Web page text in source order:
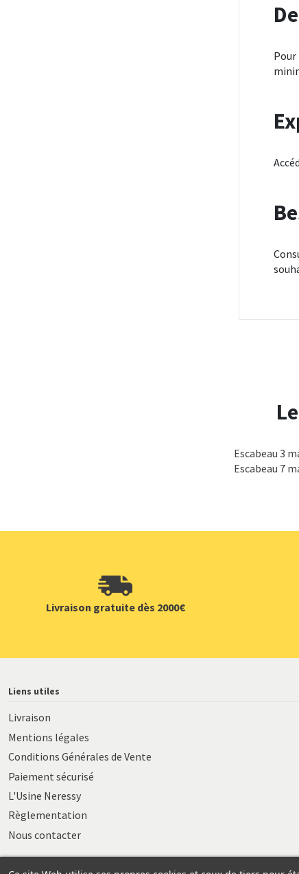
Pour
Escabeau 3
Escabeau 7
Livraison gratuite dès 2000€
Liens utiles
Livraison
Mentions légales
Conditions Générales de Vente
Paiement sécurisé
L'Usine Neressy
Règlementation
Nous contacter